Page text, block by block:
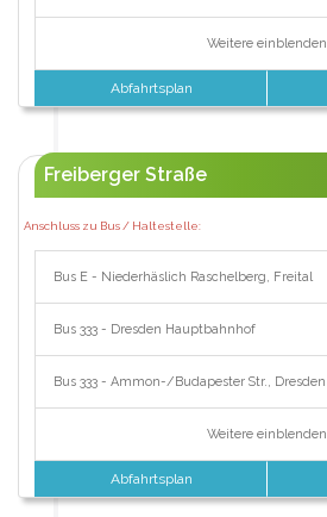
Weitere einblenden
Abfahrtsplan
Freiberger Straße
Anschluss zu Bus / Haltestelle:
Bus E - Niederhäslich Raschelberg, Freital
Bus 333 - Dresden Hauptbahnhof
Bus 333 - Ammon-/Budapester Str., Dresden
Weitere einblenden
Abfahrtsplan